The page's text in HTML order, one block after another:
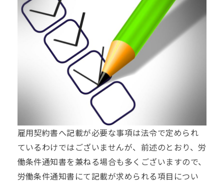
雇用契約書へ記載が必要な事項は法令で定められ
ているわけではございませんが、前述のとおり、労
働条件通知書を兼ねる場合も多くございますので、
労働条件通知書にて記載が求められる項目につい